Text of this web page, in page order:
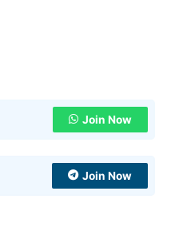
Join Now
Join Now